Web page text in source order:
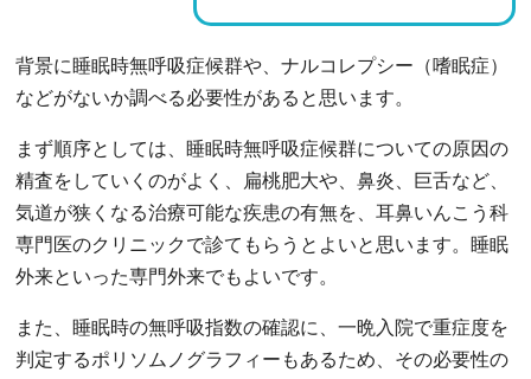
背景に睡眠時無呼吸症候群や、ナルコレプシー（嗜眠症）
などがないか調べる必要性があると思います。
まず順序としては、睡眠時無呼吸症候群についての原因の
精査をしていくのがよく、扁桃肥大や、鼻炎、巨舌など、
気道が狭くなる治療可能な疾患の有無を、耳鼻いんこう科
専門医のクリニックで診てもらうとよいと思います。睡眠
外来といった専門外来でもよいです。
また、睡眠時の無呼吸指数の確認に、一晩入院で重症度を
判定するポリソムノグラフィーもあるため、その必要性の